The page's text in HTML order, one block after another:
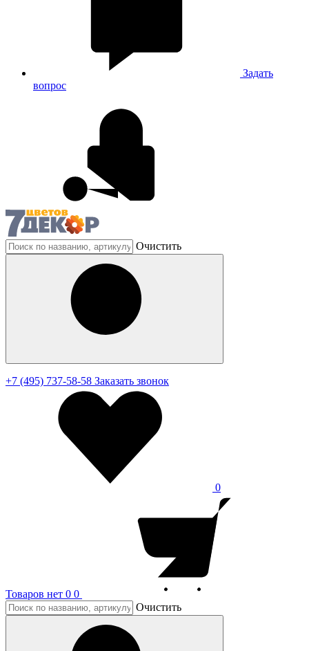
Задать
вопрос
Очистить
+7 (495) 737-58-58 Заказать звонок
0
Товаров нет 0 0
Очистить